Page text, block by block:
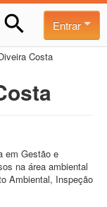
Entrar
Costa
em Gestão e
na área ambiental
Ambiental, Inspeção